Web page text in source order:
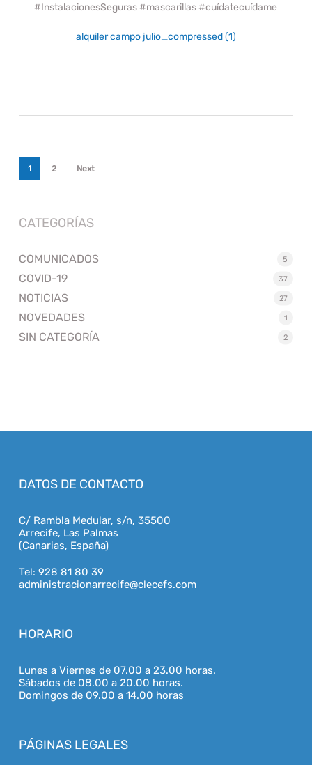
#InstalacionesSeguras #mascarillas #cuídatecuídame
alquiler campo julio_compressed (1)
1 2 Next
CATEGORÍAS
COMUNICADOS 5
COVID-19 37
NOTICIAS 27
NOVEDADES 1
SIN CATEGORÍA 2
DATOS DE CONTACTO
C/ Rambla Medular, s/n, 35500
Arrecife, Las Palmas
(Canarias, España)
Tel: 928 81 80 39
administracionarrecife@clecefs.com
HORARIO
Lunes a Viernes de 07.00 a 23.00 horas.
Sábados de 08.00 a 20.00 horas.
Domingos de 09.00 a 14.00 horas
PÁGINAS LEGALES